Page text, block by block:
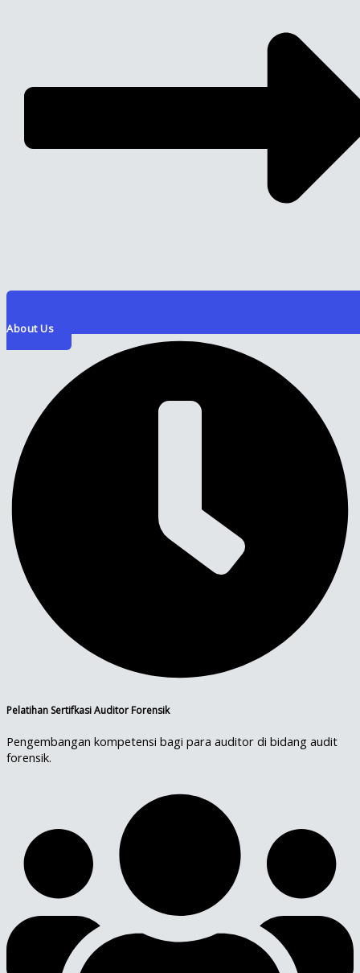
About Us
Pelatihan Sertifkasi Auditor Forensik
Pengembangan kompetensi bagi para auditor di bidang audit
forensik.